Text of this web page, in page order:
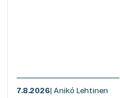
7.8.2026| Anikó Lehtinen